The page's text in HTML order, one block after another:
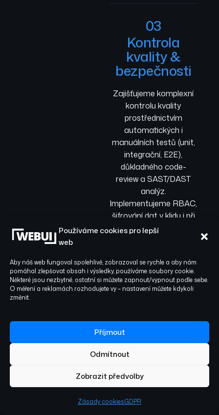
Používáme cookies pro lepší
web
Aby náš web fungoval spolehlivě, zobrazoval se rychle a aby nám
pomáhal zlepšovat obsah i výsledky, používáme soubory cookie.
Některé jsou nezbytné, ostatní si můžete zapnout/vypnout podle sebe.
O měření a reklamách rozhodujete vy – nastavení můžete kdykoli
změnit.
Příjmout
Odmítnout
Zobrazit předvolby
Zásady cookiesGDPR
03
Kontrola
kvality &
bezpečnosti
Zajišťujeme komplexní
kontrolu kvality
prostřednictvím
automatických i
manuálních testů (unit,
integrační, E2E),
důkladného code-
review a SAST/DAST
analýz.
Implementujeme RBAC,
šifrování dat v klidu i při
přenosu a dodržujeme
Finální ladění výkonu
probíhá na
stagingovém prostředí
Nasazení,
monitoring &